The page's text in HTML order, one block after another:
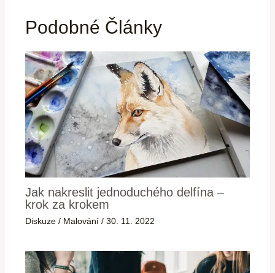
Podobné Články
Jak nakreslit jednoduchého delfína –
krok za krokem
Diskuze / Malování /30. 11. 2022